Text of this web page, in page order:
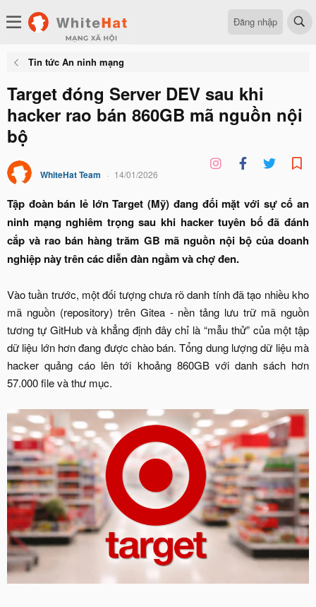
Đăng nhập
Tin tức An ninh mạng
Target đóng Server DEV sau khi
hacker rao bán 860GB mã nguồn nội
bộ
WhiteHat Team 14/01/2026
Tập đoàn bán lẻ lớn Target (Mỹ) đang đối mặt với sự cố an
ninh mạng nghiêm trọng sau khi hacker tuyên bố đã đánh
cắp và rao bán hàng trăm GB mã nguồn nội bộ của doanh
nghiệp này trên các diễn đàn ngầm và chợ đen.
Vào tuần trước, một đối tượng chưa rõ danh tính đã tạo nhiều kho
mã nguồn (repository) trên Gitea - nền tảng lưu trữ mã nguồn
tương tự GitHub và khẳng định đây chỉ là “mẫu thử” của một tập
dữ liệu lớn hơn đang được chào bán. Tổng dung lượng dữ liệu mà
hacker quảng cáo lên tới khoảng 860GB với danh sách hơn
57.000 file và thư mục.